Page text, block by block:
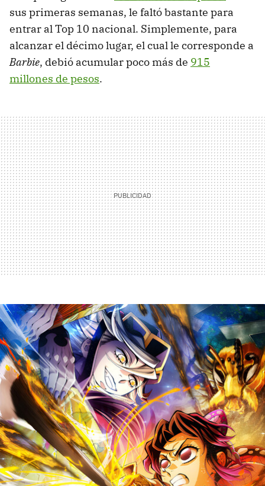
sus primeras semanas, le faltó bastante para
entrar al Top 10 nacional. Simplemente, para
alcanzar el décimo lugar, el cual le corresponde a
Barbie, debió acumular poco más de 915
millones de pesos.